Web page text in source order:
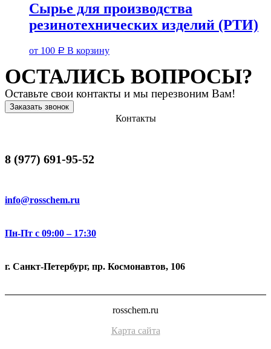
Сырье для производства
резинотехнических изделий (РТИ)
от 100 Р В корзину
ОСТАЛИСЬ ВОПРОСЫ?
Оставьте свои контакты и мы перезвоним Вам!
Заказать звонок
Контакты
8 (977) 691-95-52
info@rosschem.ru
Пн-Пт с 09:00 – 17:30
г. Санкт-Петербург, пр. Космонавтов, 106
rosschem.ru
Карта сайта